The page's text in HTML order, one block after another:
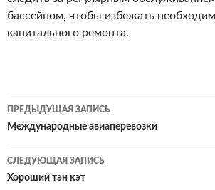
бассейном, чтобы избежать
капитального ремонта.
Навигация
по
записям
ПРЕДЫДУЩАЯ ЗАПИСЬ
Международные авиаперевозки
СЛЕДУЮЩАЯ ЗАПИСЬ
Хороший тэн кэт